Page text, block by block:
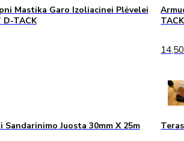
Mastika Garo Izoliacinei Plėvelei
D-TACK
TACK
Sandarinimo Juosta 30mm X 25m